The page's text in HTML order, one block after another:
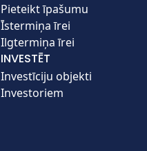
Pieteikt īpašumu
Īstermiņa īrei
Ilgtermiņa īrei
INVESTĒT
Investīciju objekti
Investoriem